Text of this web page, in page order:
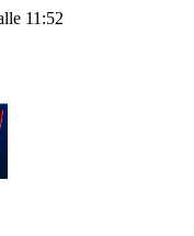
11:52